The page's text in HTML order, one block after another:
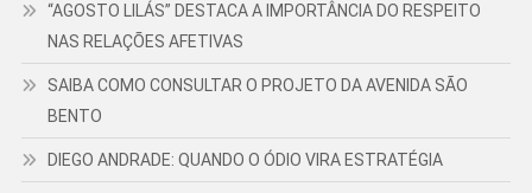
“AGOSTO LILÁS” DESTACA A IMPORTÂNCIA DO RESPEITO
NAS RELAÇÕES AFETIVAS
SAIBA COMO CONSULTAR O PROJETO DA AVENIDA SÃO
BENTO
DIEGO ANDRADE: QUANDO O ÓDIO VIRA ESTRATÉGIA